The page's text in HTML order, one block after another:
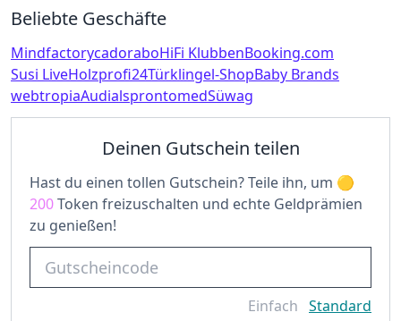
Beliebte Geschäfte
MindfactorycadoraboHiFi KlubbenBooking.com
Susi LiveHolzprofi24Türklingel-ShopBaby Brands
webtropiaAudialsprontomedSüwag
Deinen Gutschein teilen
Hast du einen tollen Gutschein? Teile ihn, um
200Token freizuschalten und echte Geldprämien
zu genießen!
Einfach Standard